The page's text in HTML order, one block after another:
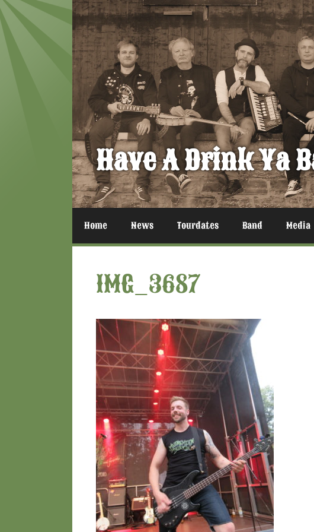
Zum
Inhalt
springen
Have A Drink Ya
Home News Tourdates Band Media
IMG_3687